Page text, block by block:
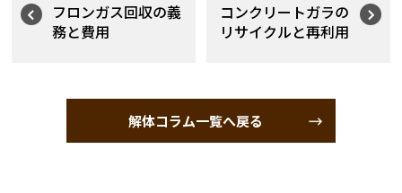
フロンガス回収の義
務と費用
コンクリートガラの
リサイクルと再利用
解体コラム一覧へ戻る